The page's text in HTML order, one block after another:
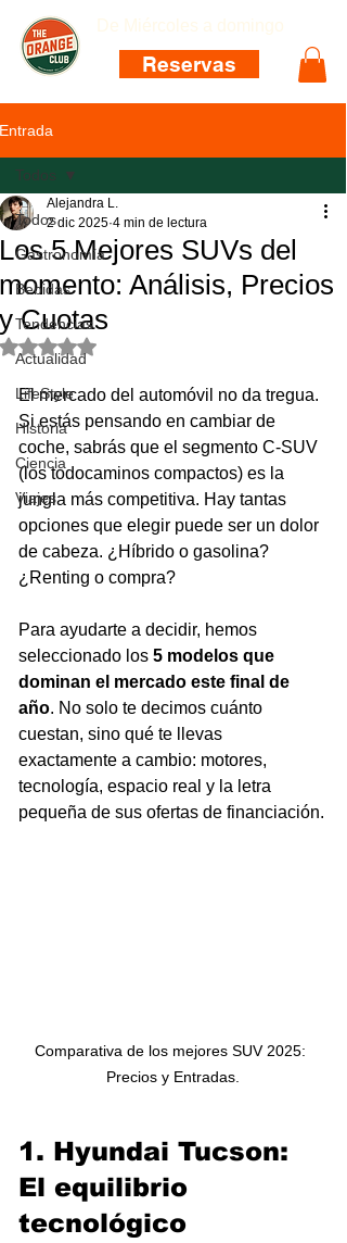
De Miércoles a domingo
Reservas
Entrada
Todos
Gastronomía
Bebidas
Tendencias
Actualidad
LifeStyle
Historia
Ciencia
Viajes
Todos
Los 5 Mejores SUVs del
momento: Análisis, Precios
y Cuotas
Alejandra L.
2 dic 2025 4 min de lectura
Obtuvo NaN de 5 estrellas.
El mercado del automóvil no da tregua.
Si estás pensando en cambiar de
coche, sabrás que el segmento C-SUV
(los todocaminos compactos) es la
jungla más competitiva. Hay tantas
opciones que elegir puede ser un dolor
de cabeza. ¿Híbrido o gasolina?
¿Renting o compra?
Para ayudarte a decidir, hemos
seleccionado los 5 modelos que
dominan el mercado este final de
año. No solo te decimos cuánto
cuestan, sino qué te llevas
exactamente a cambio: motores,
tecnología, espacio real y la letra
pequeña de sus ofertas de financiación.
Comparativa de los mejores SUV 2025:
Precios y Entradas.
1. Hyundai Tucson:
El equilibrio
tecnológico